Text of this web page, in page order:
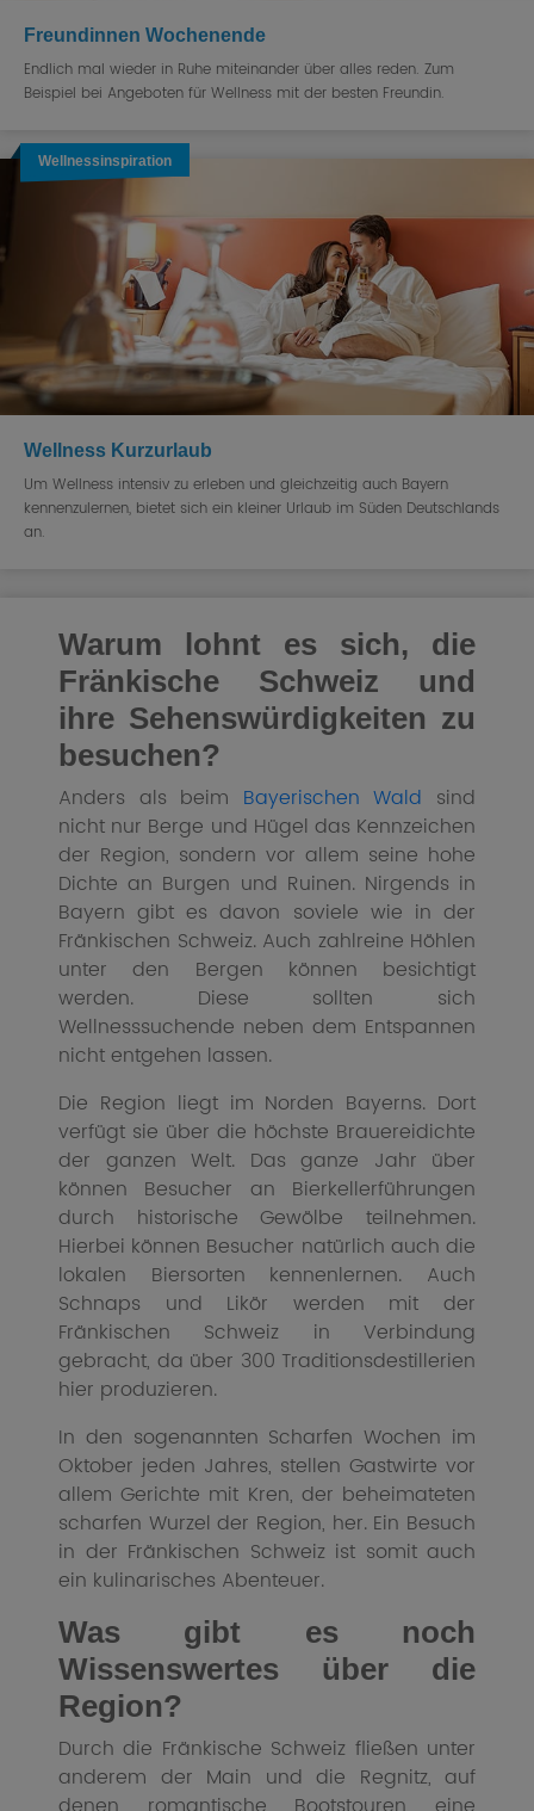
Freundinnen Wochenende
Endlich mal wieder in Ruhe miteinander über alles reden. Zum
Beispiel bei Angeboten für Wellness mit der besten Freundin.
Wellnessinspiration
Wellness Kurzurlaub
Um Wellness intensiv zu erleben und gleichzeitig auch Bayern
kennenzulernen, bietet sich ein kleiner Urlaub im Süden Deutschlands
an.
Warum lohnt es sich, die
Fränkische Schweiz und
ihre Sehenswürdigkeiten zu
besuchen?
Anders als beim Bayerischen Wald sind
nicht nur Berge und Hügel das Kennzeichen
der Region, sondern vor allem seine hohe
Dichte an Burgen und Ruinen. Nirgends in
Bayern gibt es davon soviele wie in der
Fränkischen Schweiz. Auch zahlreine Höhlen
unter den Bergen können besichtigt
werden. Diese sollten sich
Wellnesssuchende neben dem Entspannen
nicht entgehen lassen.
Die Region liegt im Norden Bayerns. Dort
verfügt sie über die höchste Brauereidichte
der ganzen Welt. Das ganze Jahr über
können Besucher an Bierkellerführungen
durch historische Gewölbe teilnehmen.
Hierbei können Besucher natürlich auch die
lokalen Biersorten kennenlernen. Auch
Schnaps und Likör werden mit der
Fränkischen Schweiz in Verbindung
gebracht, da über 300 Traditionsdestillerien
hier produzieren.
In den sogenannten Scharfen Wochen im
Oktober jeden Jahres, stellen Gastwirte vor
allem Gerichte mit Kren, der beheimateten
scharfen Wurzel der Region, her. Ein Besuch
in der Fränkischen Schweiz ist somit auch
ein kulinarisches Abenteuer.
Was gibt es noch
Wissenswertes über die
Region?
Durch die Fränkische Schweiz fließen unter
anderem der Main und die Regnitz, auf